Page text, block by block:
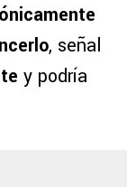
, señal
y podría